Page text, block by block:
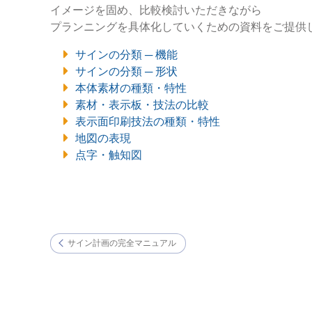
イメージを固め、比較検討いただきながら
プランニングを具体化していくための資料をご提供
サインの分類 ─ 機能
サインの分類 ─ 形状
本体素材の種類・特性
素材・表示板・技法の比較
表示面印刷技法の種類・特性
地図の表現
点字・触知図
サイン計画の完全マニュアル